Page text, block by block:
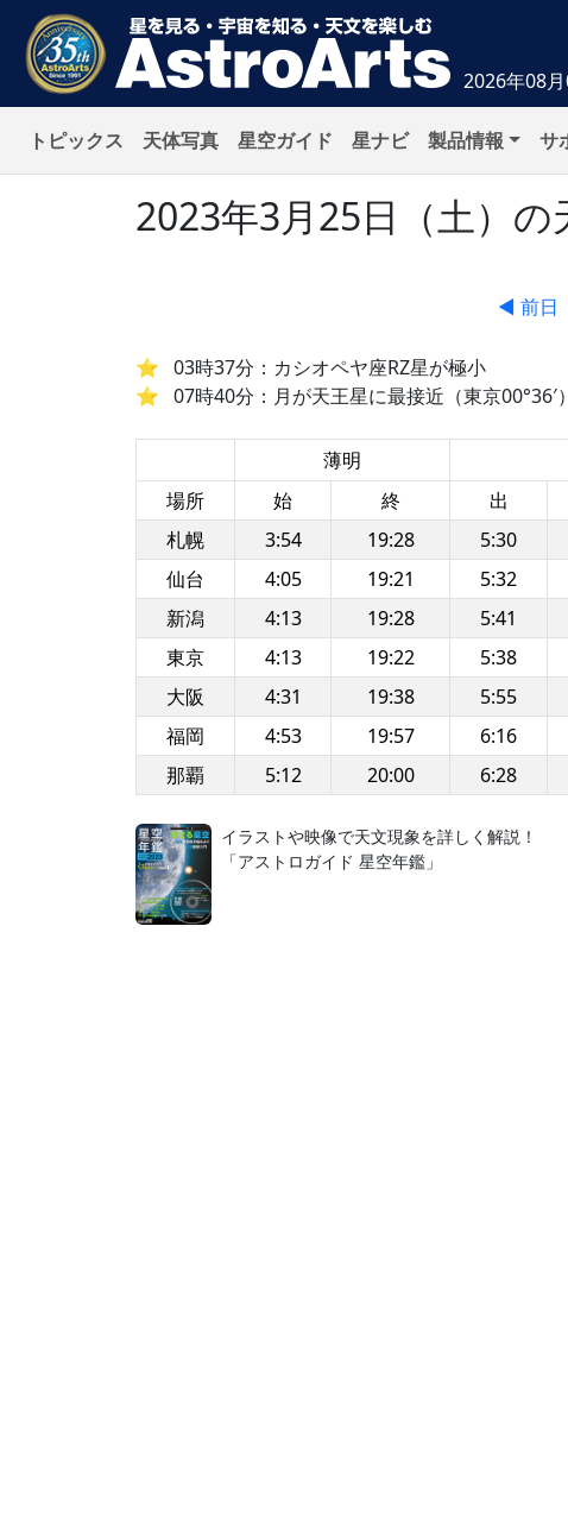
2026年08
トピックス 天体写真 星空ガイド 星ナビ 製品情報 サ
2023年3月25日（土）
◀ 前日
03時37分：カシオペヤ座RZ星が極小
07時40分：月が天王星に最接近（東京00°36′）
薄明
場所
始 終 出
札幌
3:54 19:28 5:30
仙台
4:05 19:21 5:32
新潟
4:13 19:28 5:41
東京
4:13 19:22 5:38
大阪
4:31 19:38 5:55
福岡
4:53 19:57 6:16
那覇
5:12 20:00 6:28
イラストや映像で天文現象を詳しく解説！
「アストロガイド 星空年鑑」